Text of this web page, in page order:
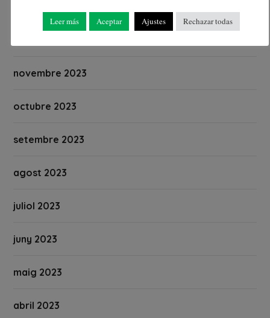
novembre 2023
octubre 2023
setembre 2023
agost 2023
juliol 2023
juny 2023
maig 2023
abril 2023
Leer más Aceptar Ajustes Rechazar todas